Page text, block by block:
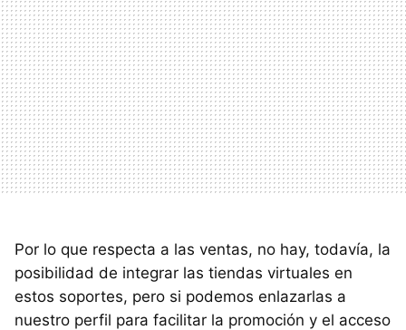
Por lo que respecta a las ventas, no hay, todavía, la
posibilidad de integrar las tiendas virtuales en
estos soportes, pero si podemos enlazarlas a
nuestro perfil para facilitar la promoción y el acceso